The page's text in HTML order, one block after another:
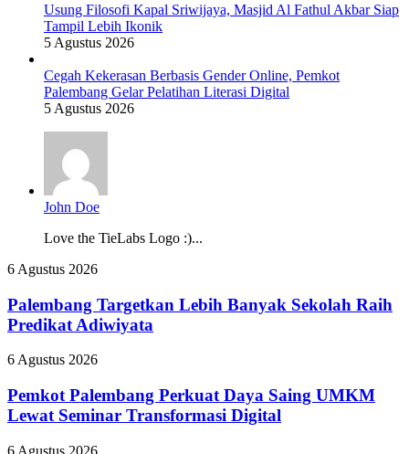
Usung Filosofi Kapal Sriwijaya, Masjid Al Fathul Akbar Siap
Tampil Lebih Ikonik
5 Agustus 2026
Cegah Kekerasan Berbasis Gender Online, Pemkot
Palembang Gelar Pelatihan Literasi Digital
5 Agustus 2026
John Doe
Love the TieLabs Logo :)...
Palembang
Lebih
Banyak
Sekolah
Predikat
6 Agustus 2026
Palembang Targetkan Lebih Banyak Sekolah Raih
Predikat Adiwiyata
Pemkot
Perkuat
Daya
Saing
6 Agustus 2026
Pemkot Palembang Perkuat Daya Saing UMKM
Lewat Seminar Transformasi Digital
Bupati
6 Agustus 2026